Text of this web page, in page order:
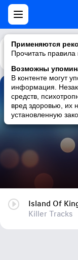
Применяются
Прочитать
Возможны
В контенте могут
информация.
средств,
вред здоровью, их
установленную
Каталог
Island Of
Killer Tracks
Island Of
Killer Tracks